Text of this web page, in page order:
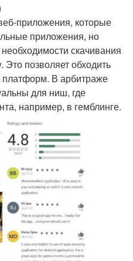
приложения, которые
приложения, но
скачивания
позволяет обходить
платформ. В арбитраже
для ниш, где
например, в гемблинге.